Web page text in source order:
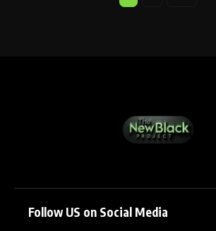
Follow US on Social Media